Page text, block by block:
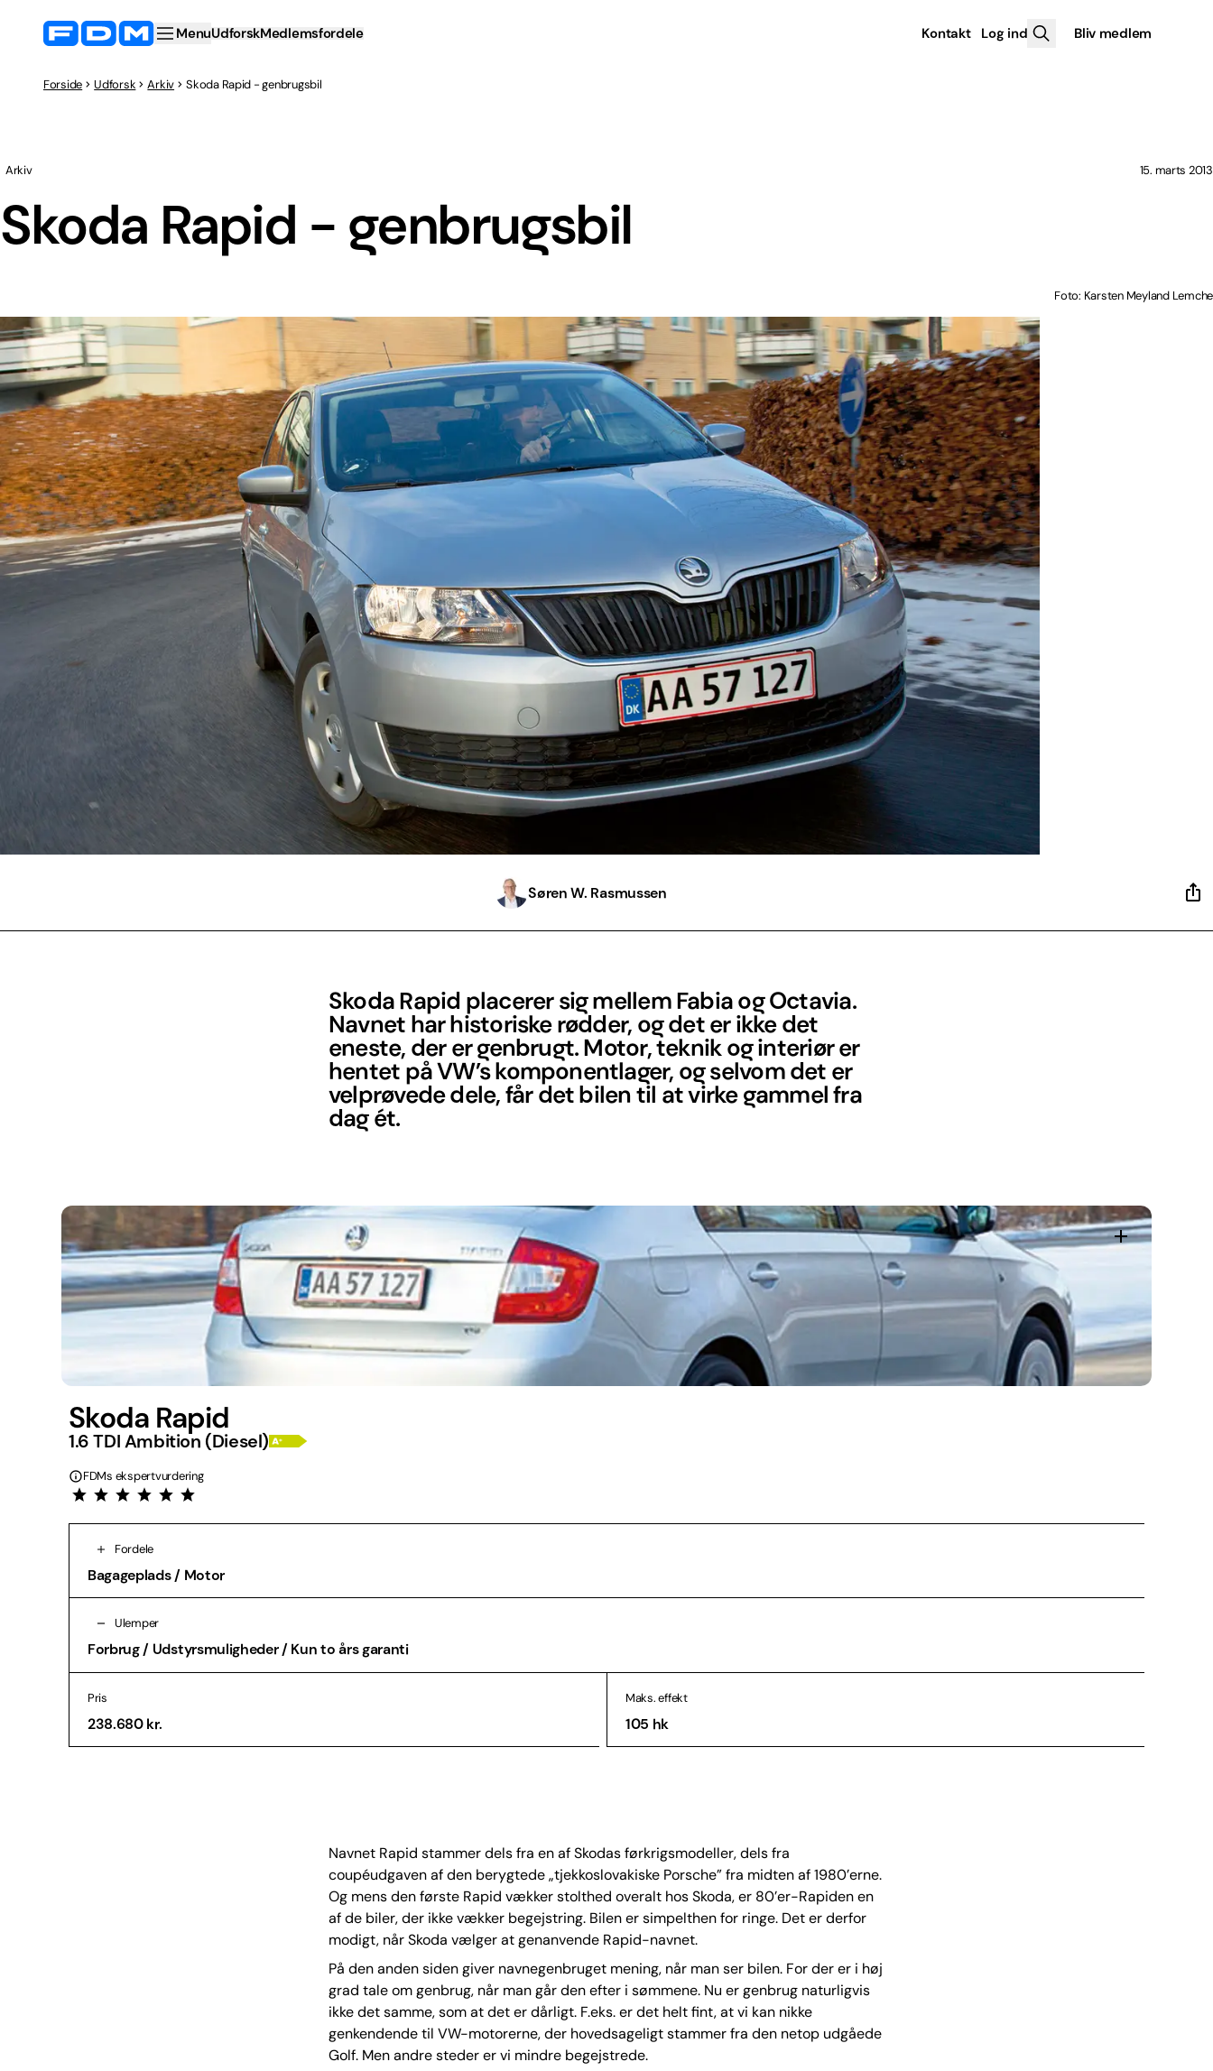
MenuUdforskMedlemsfordele Kontakt Log ind Bliv medlem
Forside Udforsk Arkiv Skoda Rapid - genbrugsbil
Skoda Rapid - genbrugsbil
Arkiv 15. marts 2013
Foto: Karsten Meyland Lemche
Søren W. Rasmussen
Skoda Rapid placerer sig mellem Fabia og Octavia.
Navnet har historiske rødder, og det er ikke det
eneste, der er genbrugt. Motor, teknik og interiør er
hentet på VW’s komponentlager, og selvom det er
velprøvede dele, får det bilen til at virke gammel fra
dag ét.
Skoda Rapid
1.6 TDI Ambition (Diesel)
FDMs ekspertvurdering
Fordele
Bagageplads / Motor
Ulemper
Forbrug / Udstyrsmuligheder / Kun to års garanti
Pris
238.680 kr.
Maks. effekt
105 hk
Navnet Rapid stammer dels fra en af Skodas førkrigsmodeller, dels fra
coupéudgaven af den berygtede „tjekkoslovakiske Porsche” fra midten af 1980’erne.
Og mens den første Rapid vækker stolthed overalt hos Skoda, er 80’er-Rapid­en en
af de biler, der ikke vækker begejstring. Bilen er simpelthen for ringe. Det er derfor
modigt, når Skoda vælger at genanvende Rapid-navnet.
På den anden siden giver navnegenbruget mening, når man ser bilen. For der er i høj
grad tale om genbrug, når man går den efter i sømmene. Nu er genbrug naturligvis
ikke det samme, som at det er dårligt. F.eks. er det helt fint, at vi kan nikke
genkendende til VW-motorerne, der hovedsageligt stammer fra den netop udgåede
Golf. Men andre steder er vi mindre begejstrede.